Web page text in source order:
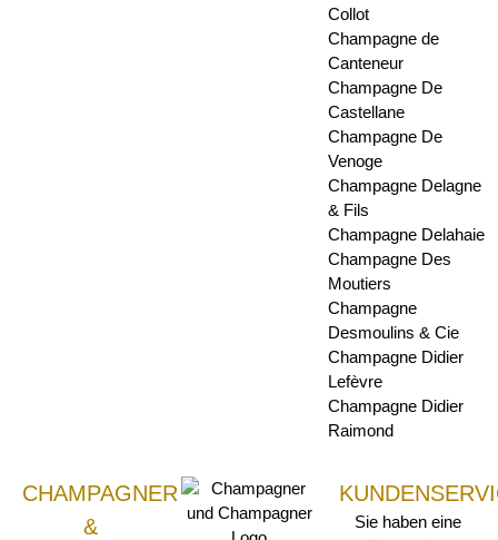
Collot
Champagne de
Canteneur
Champagne De
Castellane
Champagne De
Venoge
Champagne Delagne
& Fils
Champagne Delahaie
Champagne Des
Moutiers
Champagne
Desmoulins & Cie
Champagne Didier
Lefèvre
Champagne Didier
Raimond
CHAMPAGNER
&
Sie haben eine